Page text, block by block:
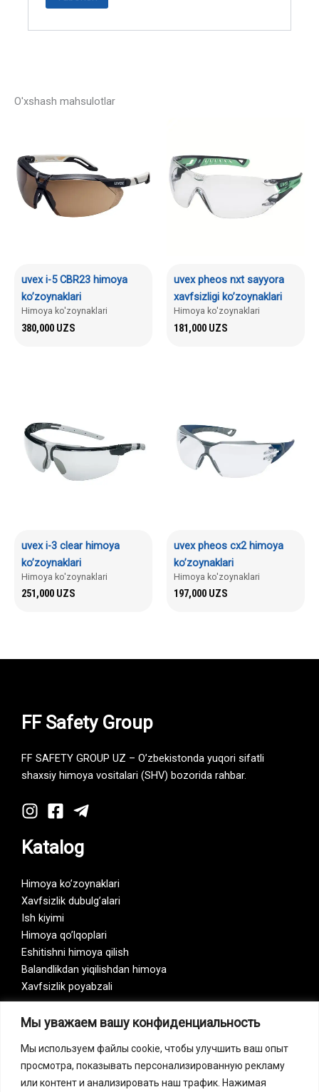
Мы уважаем вашу конфиденциальность
Мы используем файлы cookie, чтобы улучшить ваш опыт
просмотра, показывать персонализированную рекламу
или контент и анализировать наш трафик. Нажимая
O'xshash mahsulotlar
uvex i-5 CBR23 himoya
ko’zoynaklari
Himoya ko'zoynaklari
380,000 UZS
uvex pheos nxt sayyora
xavfsizligi ko’zoynaklari
Himoya ko'zoynaklari
181,000 UZS
uvex i-3 clear himoya
ko’zoynaklari
Himoya ko'zoynaklari
251,000 UZS
uvex pheos cx2 himoya
ko’zoynaklari
Himoya ko'zoynaklari
197,000 UZS
FF Safety Group
FF SAFETY GROUP UZ – O’zbekistonda yuqori sifatli
shaxsiy himoya vositalari (SHV) bozorida rahbar.
Katalog
Himoya ko’zoynaklari
Xavfsizlik dubulg’alari
Ish kiyimi
Himoya qo’lqoplari
Eshitishni himoya qilish
Balandlikdan yiqilishdan himoya
Xavfsizlik poyabzali
Vision Zero
Bizning kompaniya «Vision Zero» initsiativasining